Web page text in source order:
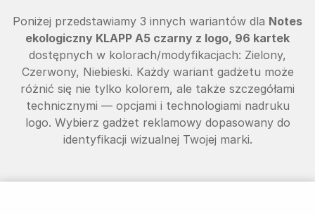
Poniżej przedstawiamy 3 innych wariantów dla Notes
ekologiczny KLAPP A5 czarny z logo, 96 kartek
dostępnych w kolorach/modyfikacjach: Zielony,
Czerwony, Niebieski. Każdy wariant gadżetu może
różnić się nie tylko kolorem, ale także szczegółami
technicznymi — opcjami i technologiami nadruku
logo. Wybierz gadżet reklamowy dopasowany do
identyfikacji wizualnej Twojej marki.